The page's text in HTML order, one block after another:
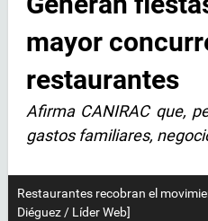
mayor
restaurantes
Afirma CANIRAC que,
gastos familiares,
Restaurantes recobran el
Diéguez / Líder Web]